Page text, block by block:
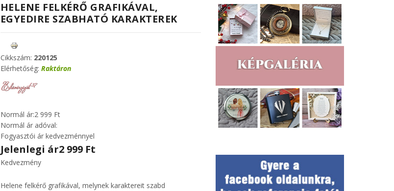
HELENE FELKÉRŐ GRAFIKÁVAL,
EGYEDIRE SZABHATÓ KARAKTEREK
Cikkszám: 220125
Elérhetőség: Raktáron
Normál ár:2 999 Ft
Normál ár adóval:
Fogyasztói ár kedvezménnyel
Jelenlegi ár2 999 Ft
Kedvezmény
Helene felkérő grafikával, melynek karaktereit szabd